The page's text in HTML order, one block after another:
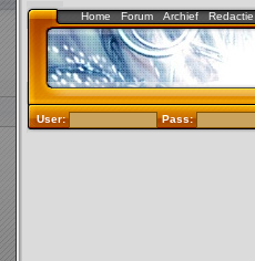
Home Forum Archief Redactie
User: Pass: